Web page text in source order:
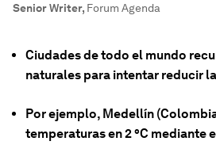
Senior Writer, Forum Agenda
Ciudades de todo el mundo
naturales para intentar reducir
Por ejemplo, Medellín
temperaturas en 2 °C mediante